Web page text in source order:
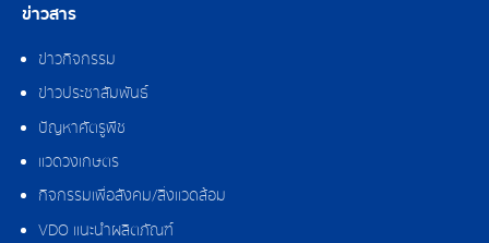
ข่าวสาร
ข่าวกิจกรรม
ข่าวประชาสัมพันธ์
ปัญหาศัตรูพืช
แวดวงเกษตร
กิจกรรมเพื่อสังคม/สิ่งแวดล้อม
VDO แนะนำผลิตภัณฑ์